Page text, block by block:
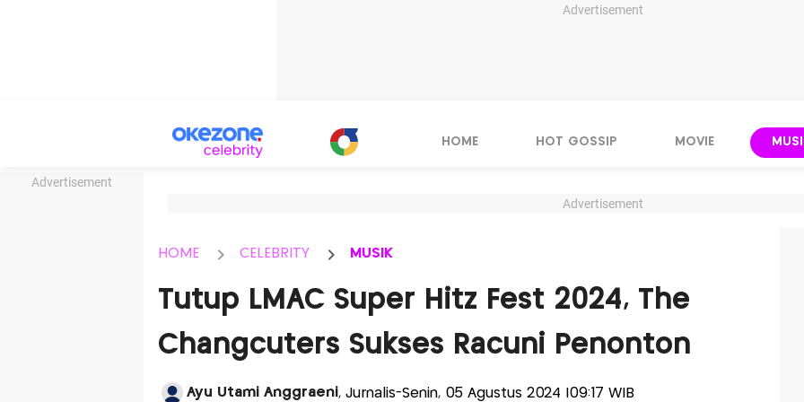
Advertisement
Advertisement
HOME HOT GOSSIP MOVIE
Advertisement
HOME CELEBRITY MUSIK
Tutup LMAC Super Hitz Fest 2024, The
Changcuters Sukses Racuni Penonton
Ayu Utami Anggraeni, Jurnalis-Senin, 05 Agustus 2024 |09:17 WIB